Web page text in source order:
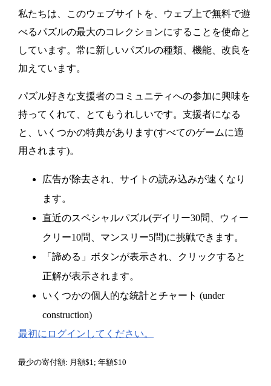
私たちは、このウェブサイトを、ウェブ上で無料で遊
べるパズルの最大のコレクションにすることを使命と
しています。常に新しいパズルの種類、機能、改良を
加えています。
パズル好きな支援者のコミュニティへの参加に興味を
持ってくれて、とてもうれしいです。支援者になる
と、いくつかの特典があります(すべてのゲームに適
用されます)。
広告が除去され、サイトの読み込みが速くなり
ます。
直近のスペシャルパズル(デイリー30問、ウィー
クリー10問、マンスリー5問)に挑戦できます。
「諦める」ボタンが表示され、クリックすると
正解が表示されます。
いくつかの個人的な統計とチャート (under
construction)
最初にログインしてください。
最少の寄付額: 月額$1; 年額$10